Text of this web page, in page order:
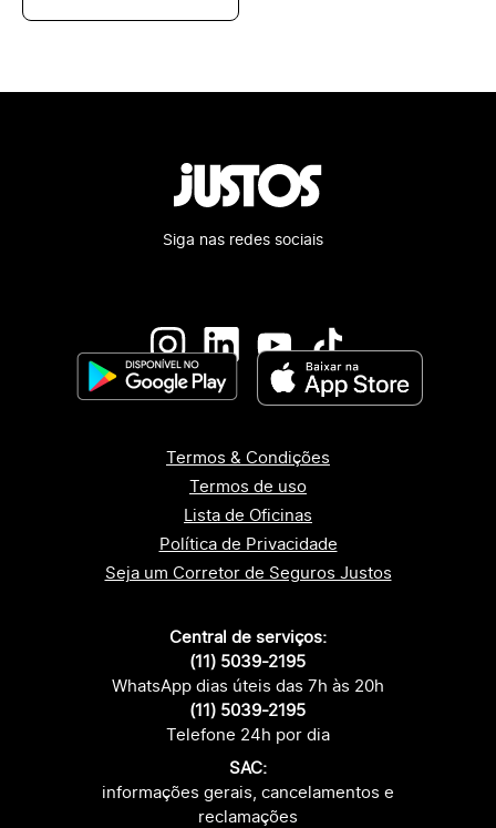
Siga nas redes sociais
Termos & Condições
Termos de uso
Lista de Oficinas
Política de Privacidade
Seja um Corretor de Seguros Justos
Central de serviços:
(11) 5039-2195
WhatsApp dias úteis das 7h às 20h
(11) 5039-2195
Telefone 24h por dia
SAC:
informações gerais, cancelamentos e
reclamações